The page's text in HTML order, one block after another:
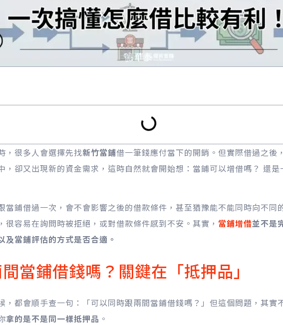
，很多人會選擇先找新竹當鋪借一筆錢應付當下的開銷。但實際借過之後
，卻又出現新的資金需求，這時自然就會開始想：當鋪可以增借嗎？ 還
當鋪借過一次，會不會影響之後的借款條件，甚至猶豫能不能同時向不同
很容易在詢問時被拒絕，或對借款條件感到不安。其實， 當鋪增借並不是
及當鋪評估的方式是否合適。
當鋪借錢嗎？關鍵在「抵押品」
，都會順手查一句：「可以同時跟兩間當鋪借錢嗎？」但這個問題，其實
拿的是不是同一樣抵押品 。